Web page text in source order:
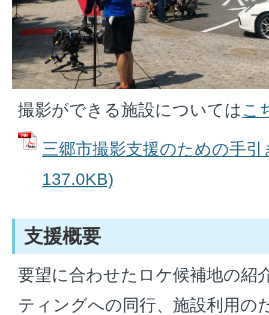
撮影ができる施設についてはこ
三郷市撮影支援のための手
137.0KB)
支援概要
要望に合わせたロケ候補地の紹
ティングへの同行、施設利用の